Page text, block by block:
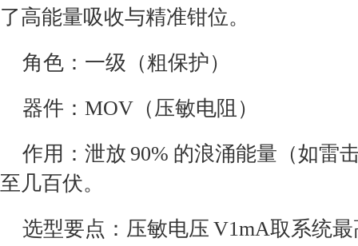
了高能量吸收与精准钳位。
角色：一级（粗保护）
器件：MOV（压敏电阻）
作用：泄放 90% 的浪涌能量（如雷
至几百伏。
选型要点：压敏电压 V1mA取系统